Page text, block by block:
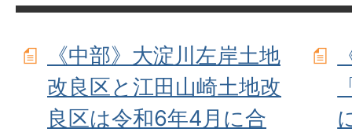
《中部》大淀川左岸土地
改良区と江田山崎土地改
良区は令和6年4月に合